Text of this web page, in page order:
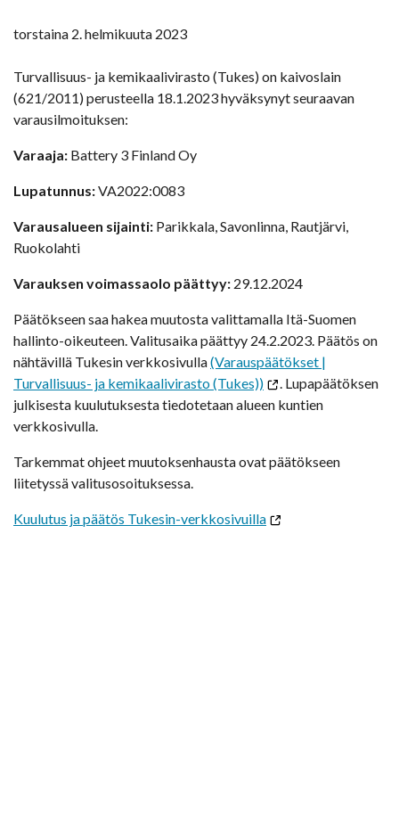
torstaina 2. helmikuuta 2023
Turvallisuus- ja kemikaalivirasto (Tukes) on kaivoslain
(621/2011) perusteella 18.1.2023 hyväksynyt seuraavan
varausilmoituksen:
Varaaja: Battery 3 Finland Oy
Lupatunnus:VA2022:0083
Varausalueen sijainti: Parikkala, Savonlinna, Rautjärvi,
Ruokolahti
Varauksen voimassaolo päättyy: 29.12.2024
Päätökseen saa hakea muutosta valittamalla Itä-Suomen
hallinto-oikeuteen. Valitusaika päättyy 24.2.2023. Päätös on
nähtävillä Tukesin verkkosivulla(Varauspäätökset |
Turvallisuus- ja kemikaalivirasto (Tukes))
. Lupapäätöksen
julkisesta kuulutuksesta tiedotetaan alueen kuntien
verkkosivulla.
Tarkemmat ohjeet muutoksenhausta ovat päätökseen
liitetyssä valitusosoituksessa.
Kuulutus ja päätös Tukesin-verkkosivuilla